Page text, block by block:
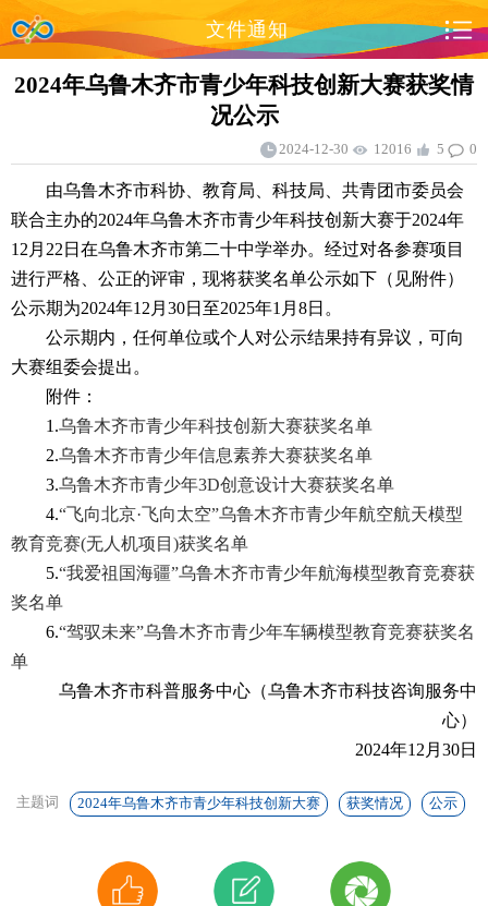
文件通知
2024年乌鲁木齐市青少年科技创新大赛获奖情
况公示
2024-12-30 12016 5 0
由乌鲁木齐市科协、教育局、科技局、共青团市委员会
联合主办的2024年乌鲁木齐市青少年科技创新大赛于2024年
12月22日在乌鲁木齐市第二十中学举办。经过对各参赛项目
进行严格、公正的评审，现将获奖名单公示如下（见附件）
公示期为2024年12月30日至2025年1月8日。
公示期内，任何单位或个人对公示结果持有异议，可向
大赛组委会提出。
附件：
1.乌鲁木齐市青少年科技创新大赛获奖名单
2.乌鲁木齐市青少年信息素养大赛获奖名单
3.乌鲁木齐市青少年3D创意设计大赛获奖名单
4.“飞向北京·飞向太空”乌鲁木齐市青少年航空航天模型
教育竞赛(无人机项目)获奖名单
5.“我爱祖国海疆”乌鲁木齐市青少年航海模型教育竞赛获
奖名单
6.“驾驭未来”乌鲁木齐市青少年车辆模型教育竞赛获奖名
单
乌鲁木齐市科普服务中心（乌鲁木齐市科技咨询服务中
心）
2024年12月30日
主题词 2024年乌鲁木齐市青少年科技创新大赛 获奖情况 公示